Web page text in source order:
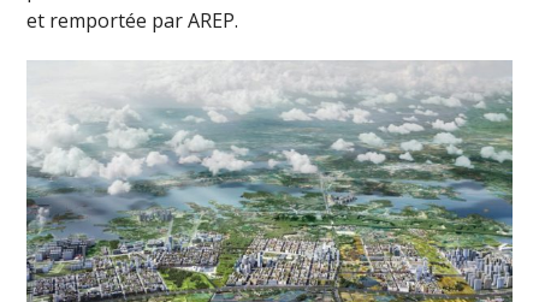
et remportée par AREP.